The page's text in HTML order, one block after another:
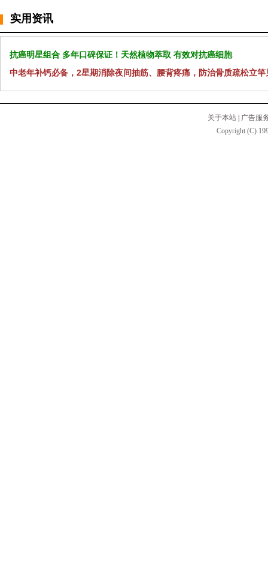
实用资讯
抗癌明星组合 多年口碑保证！天然植物萃取 有效对抗癌细胞
中老年补钙必备，2星期消除夜间抽筋、腰背疼痛，防治骨质疏松立竿
关于本站
广告服
Copyright (C)